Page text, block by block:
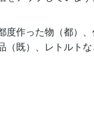
度作った物（都）
（既）、レトルト